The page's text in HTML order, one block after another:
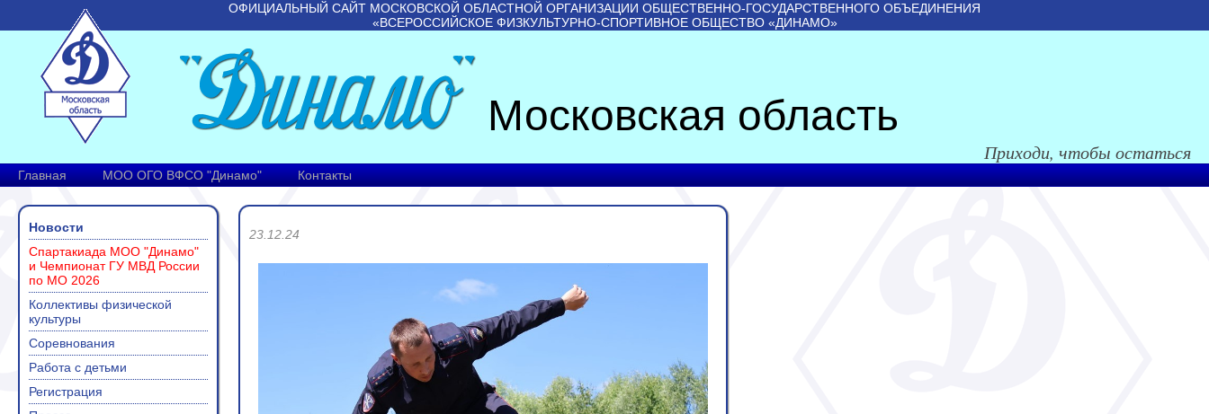
ОФИЦИАЛЬНЫЙ САЙТ МОСКОВСКОЙ ОБЛАСТНОЙ ОРГАНИЗАЦИИ ОБЩЕСТВЕННО-ГОСУДАРСТВЕННОГО ОБЪЕДИНЕНИЯ
«ВСЕРОССИЙСКОЕ ФИЗКУЛЬТУРНО-СПОРТИВНОЕ ОБЩЕСТВО «ДИНАМО»
Московская область
Приходи, чтобы остаться
Главная МОО ОГО ВФСО "Динамо" Контакты
Новости
Спартакиада МОО "Динамо"
и Чемпионат ГУ МВД России
по МО 2026
Коллективы физической
культуры
Соревнования
Работа с детьми
Регистрация
23.12.24